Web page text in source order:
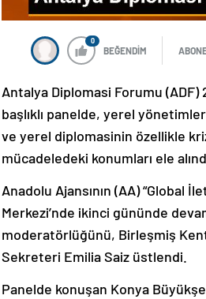
0
BEĞENDİM
Antalya Diplomasi Forumu (ADF)
başlıklı panelde, yerel
ve yerel diplomasinin özellikle
mücadeledeki konumları ele
Anadolu Ajansının (AA) “Global
Merkezi’nde ikinci gününde
moderatörlüğünü, Birleşmiş
Sekreteri Emilia Saiz üstlendi.
Panelde konuşan Konya